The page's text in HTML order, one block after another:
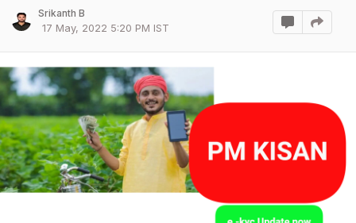
Srikanth B
17 May, 2022 5:20 PM IST